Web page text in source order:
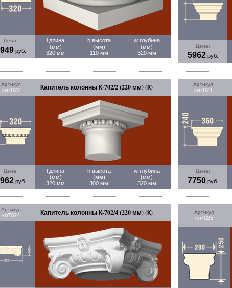
Цена:
руб.
l длина
(мм)
320 мм
h высота
(мм)
110 мм
w глубина
(мм)
320 мм
Цена:
5962 руб.
Артикул
кл7022 Капитель колонны К-702/2 (220 мм) (К)
Цена:
руб.
l длина
(мм)
320 мм
h высота
(мм)
300 мм
w глубина
(мм)
320 мм
Артикул
кл7023
Цена:
7750 руб.
Артикул
кл7024 Капитель колонны К-702/4 (220 мм) (К) Артикул
кл7025